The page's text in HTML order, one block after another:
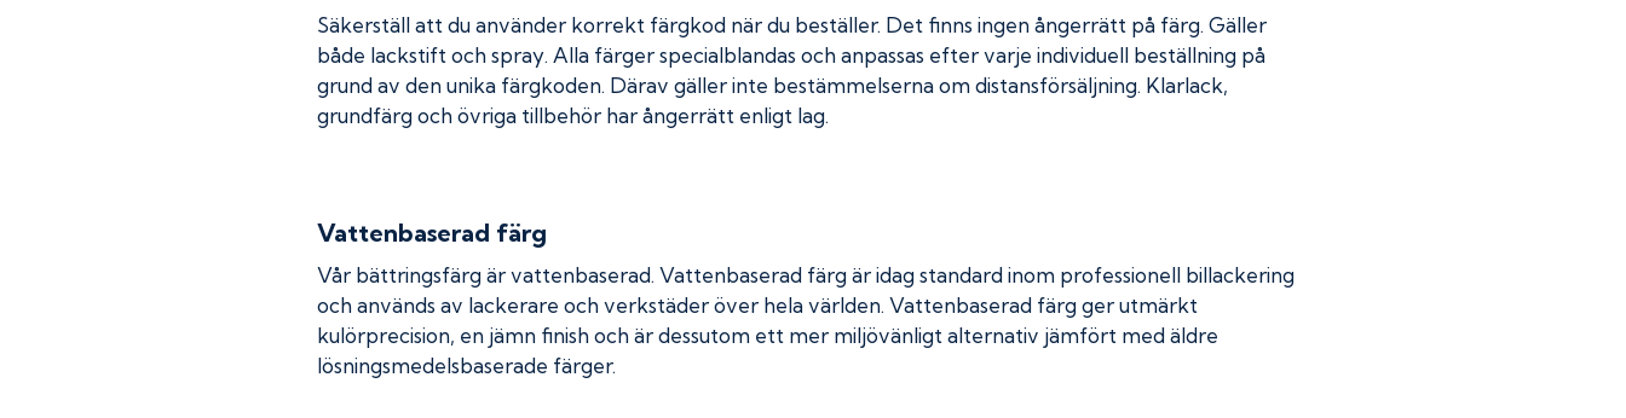
Säkerställ att du använder korrekt färgkod när du beställer. Det finns ingen ångerrätt på färg. Gäller
både lackstift och spray. Alla färger specialblandas och anpassas efter varje individuell beställning på
grund av den unika färgkoden. Därav gäller inte bestämmelserna om distansförsäljning. Klarlack,
grundfärg och övriga tillbehör har ångerrätt enligt lag.
Vattenbaserad färg
Vår bättringsfärg är vattenbaserad. Vattenbaserad färg är idag standard inom professionell billackering
och används av lackerare och verkstäder över hela världen. Vattenbaserad färg ger utmärkt
kulörprecision, en jämn finish och är dessutom ett mer miljövänligt alternativ jämfört med äldre
lösningsmedelsbaserade färger.